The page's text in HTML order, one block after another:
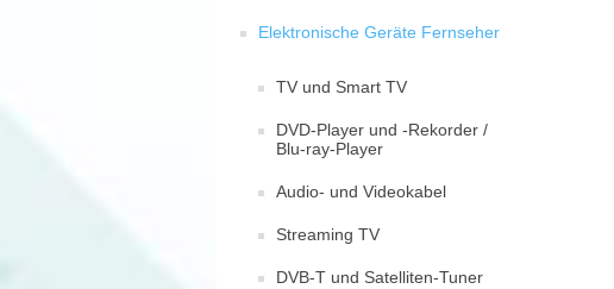
Elektronische Geräte Fernseher
TV und Smart TV
DVD-Player und -Rekorder /
Blu-ray-Player
Audio- und Videokabel
Streaming TV
DVB-T und Satelliten-Tuner